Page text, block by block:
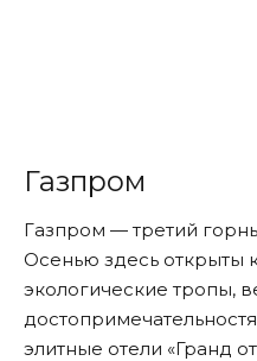
Газпром
Газпром — третий
Осенью здесь открыты
экологические тропы,
элитные отели «Гранд